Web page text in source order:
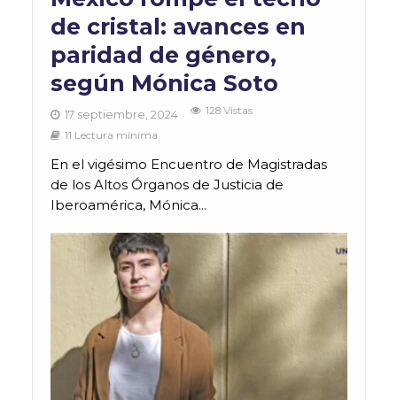
de cristal: avances en
paridad de género,
según Mónica Soto
17 septiembre, 2024
128 Vistas
11 Lectura mínima
En el vigésimo Encuentro de Magistradas
de los Altos Órganos de Justicia de
Iberoamérica, Mónica...